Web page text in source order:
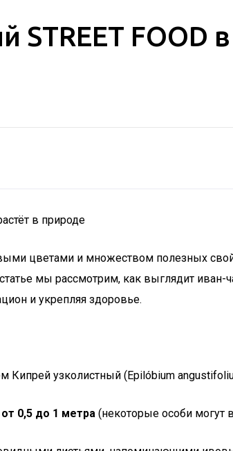
STREET FOOD в
в природе
цветами и множеством полезных
мы рассмотрим, как выглядит иван-
и укрепляя здоровье.
Кипрей узколистный (Epilóbium
0,5 до 1 метра (некоторые особи могут